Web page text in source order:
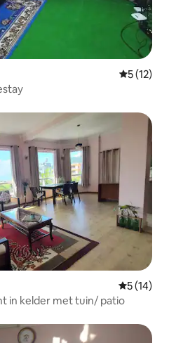
5 (12)
5 (14)
in kelder met tuin/ patio